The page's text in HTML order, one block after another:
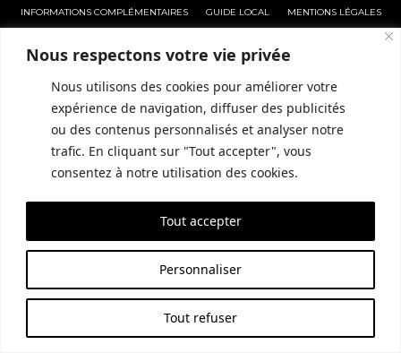
Nous respectons votre vie privée
Nous utilisons des cookies pour améliorer votre
expérience de navigation, diffuser des publicités
ou des contenus personnalisés et analyser notre
trafic. En cliquant sur "Tout accepter", vous
consentez à notre utilisation des cookies.
Personnaliser
Tout refuser
Tout accepter
INFORMATIONS COMPLÉMENTAIRES GUIDE LOCAL
MENTIONS LÉGALES
SITE RÉALISÉ PAR EMPREINTE SEO